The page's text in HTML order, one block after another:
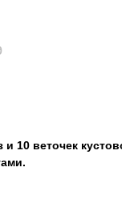
и 10 веточек